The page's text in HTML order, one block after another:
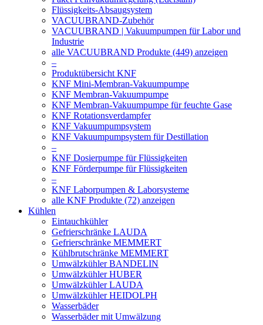
Flüssigkeits-Absaugsystem
VACUUBRAND-Zubehör
VACUUBRAND | Vakuumpumpen für Labor und
Industrie
alle VACUUBRAND Produkte (449) anzeigen
–
Produktübersicht KNF
KNF Mini-Membran-Vakuumpumpe
KNF Membran-Vakuumpumpe
KNF Membran-Vakuumpumpe für feuchte Gase
KNF Rotationsverdampfer
KNF Vakuumpumpsystem
KNF Vakuumpumpsystem für Destillation
–
KNF Dosierpumpe für Flüssigkeiten
KNF Förderpumpe für Flüssigkeiten
–
KNF Laborpumpen & Laborsysteme
alle KNF Produkte (72) anzeigen
Kühlen
Eintauchkühler
Gefrierschränke LAUDA
Gefrierschränke MEMMERT
Kühlbrutschränke MEMMERT
Umwälzkühler BANDELIN
Umwälzkühler HUBER
Umwälzkühler LAUDA
Umwälzkühler HEIDOLPH
Wasserbäder
Wasserbäder mit Umwälzung